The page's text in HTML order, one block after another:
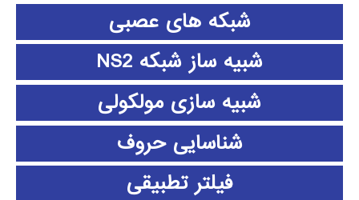
شبکه های عصبی
شبیه ساز شبکه NS2
شبیه سازی مولکولی
شناسایی حروف
فیلتر تطبیقی